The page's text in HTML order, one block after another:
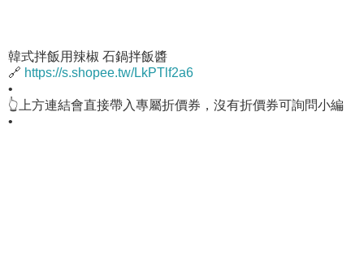
韓式拌飯用辣椒 石鍋拌飯醬
🔗 https://s.shopee.tw/LkPTlf2a6
•
👆上方連結會直接帶入專屬折價券，沒有折價券可詢問小編
•